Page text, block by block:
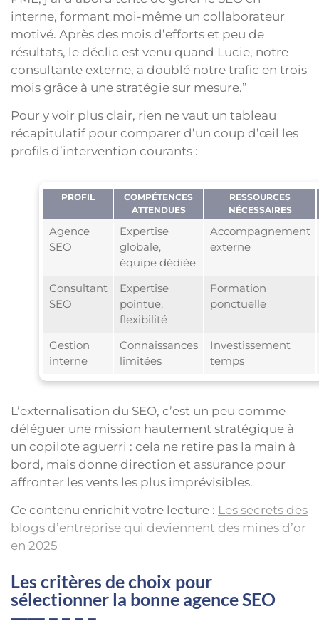
interne, formant moi-même un collaborateur
motivé. Après des mois d’efforts et peu de
résultats, le déclic est venu quand Lucie, notre
consultante externe, a doublé notre trafic en trois
mois grâce à une stratégie sur mesure.”
Pour y voir plus clair, rien ne vaut un tableau
récapitulatif pour comparer d’un coup d’œil les
profils d’intervention courants :
PROFIL
COMPÉTENCES
ATTENDUES
RESSOURCES
NÉCESSAIRES
Agence
SEO
Expertise
globale,
équipe dédiée
Accompagnement
externe
Consultant
SEO
Expertise
pointue,
flexibilité
Formation
ponctuelle
Gestion
interne
Connaissances
limitées
Investissement
temps
L’externalisation du SEO, c’est un peu comme
déléguer une mission hautement stratégique à
un copilote aguerri : cela ne retire pas la main à
bord, mais donne direction et assurance pour
affronter les vents les plus imprévisibles.
Ce contenu enrichit votre lecture : Les secrets des
blogs d’entreprise qui deviennent des mines d’or
en 2025
Les critères de choix pour
sélectionner la bonne agence SEO